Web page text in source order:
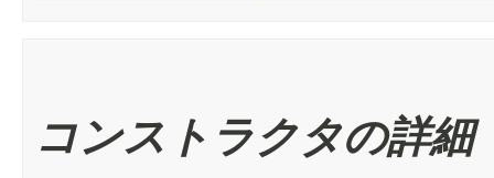
コンストラクタの詳細